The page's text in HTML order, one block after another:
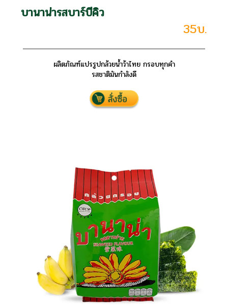
บานาน่ารสบาร์บีคิว
35บ.
ผลิตภัณฑ์แปรรูปกล้วยน้ำว้าไทย กรอบทุกคำ
รสชาติมันกำลังดี